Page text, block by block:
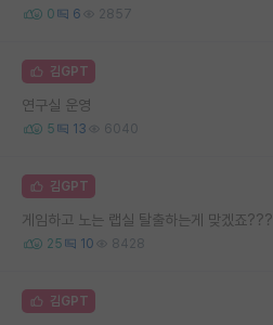
0 6 2857
김GPT
연구실 운영
5 13 6040
김GPT
게임하고 노는 랩실 탈출하는게 맞겠죠???
25 10 8428
김GPT